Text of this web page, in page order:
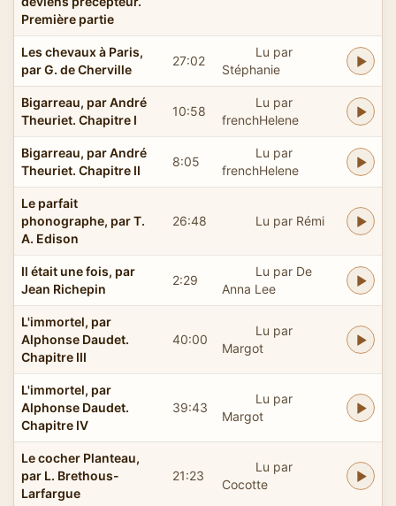
Première partie
Les chevaux à Paris,
par G. de Cherville
27:02
Lu par
Stéphanie
Bigarreau, par André
Theuriet. Chapitre I
10:58
Lu par
frenchHelene
Bigarreau, par André
Theuriet. Chapitre II
8:05
Lu par
frenchHelene
Le parfait
phonographe, par T.
A. Edison
26:48 Lu par Rémi
Il était une fois, par
Jean Richepin
2:29
Lu par De
Anna Lee
L'immortel, par
Alphonse Daudet.
Chapitre III
40:00
Lu par
Margot
L'immortel, par
Alphonse Daudet.
Chapitre IV
39:43
Lu par
Margot
Le cocher Planteau,
par L. Brethous-
Larfargue
21:23
Lu par
Cocotte